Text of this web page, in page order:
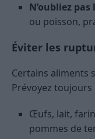
N’oubliez
ou poisson,
Éviter les
Certains aliments
Prévoyez toujours
Œufs, lait,
pommes de